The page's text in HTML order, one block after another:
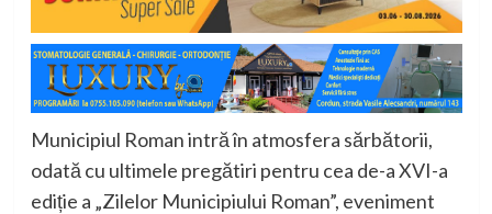
Municipiul Roman intră în atmosfera sărbătorii,
odată cu ultimele pregătiri pentru cea de-a XVI-a
ediție a „Zilelor Municipiului Roman”, eveniment